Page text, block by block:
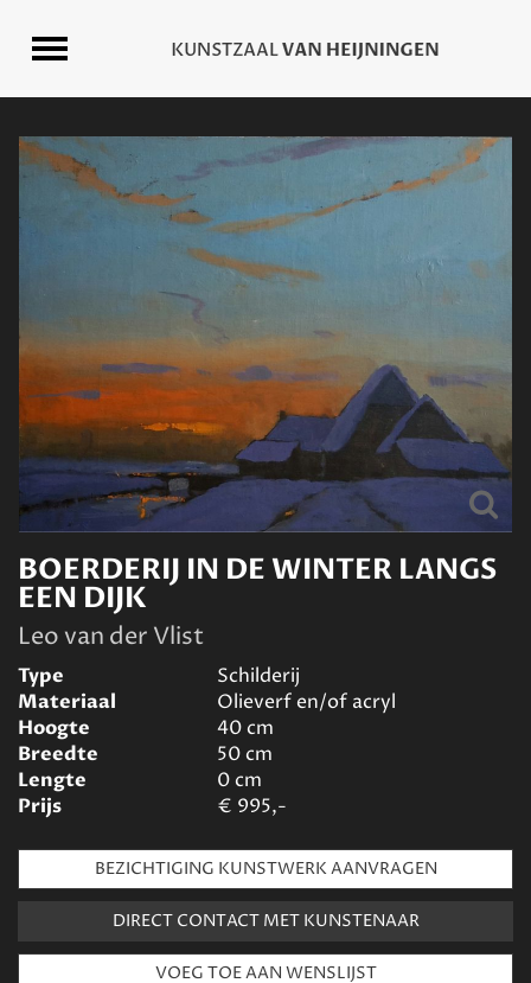
BOERDERIJ IN DE WINTER LANGS
EEN DIJK
Leo van der Vlist
Type
Schilderij
Materiaal
Olieverf en/of acryl
Hoogte
40cm
Breedte
50cm
Lengte
0cm
Prijs
€ 995,-
BEZICHTIGING KUNSTWERK AANVRAGEN
DIRECT CONTACT MET KUNSTENAAR